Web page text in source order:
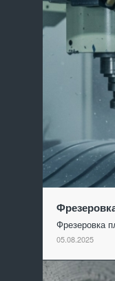
Фрезеровка
05.08.2025